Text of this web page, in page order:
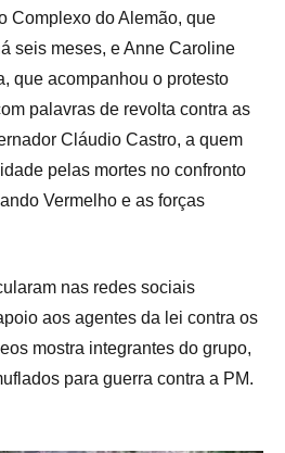
Complexo do Alemão, que
seis meses, e Anne Caroline
que acompanhou o protesto
palavras de revolta contra as
Cláudio Castro, a quem
pelas mortes no confronto
Vermelho e as forças
nas redes sociais
aos agentes da lei contra os
mostra integrantes do grupo,
para guerra contra a PM.